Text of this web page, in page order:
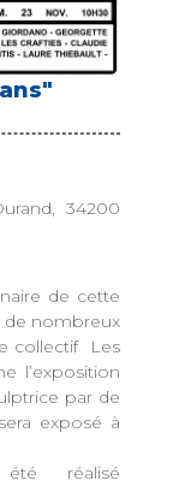
34200
de cette
de nombreux
collectif Les
l’exposition
par de
exposé à
réalisé